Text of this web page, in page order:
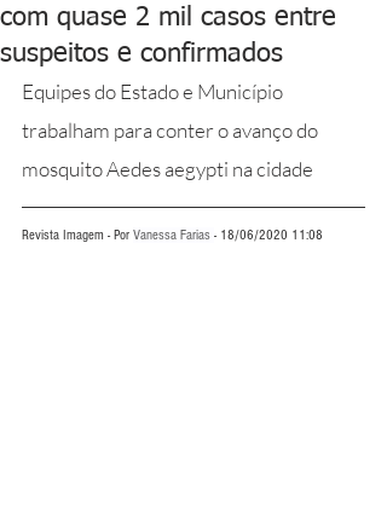
com quase 2 mil casos entre
suspeitos e confirmados
Equipes do Estado e Município
trabalham para conter o avanço do
mosquito Aedes aegypti na cidade
Revista Imagem - Por Vanessa Farias - 18/06/2020 11:08